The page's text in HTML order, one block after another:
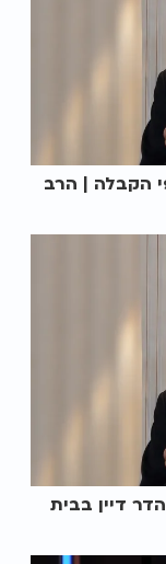
הקבלה | הרב
דיין בבית